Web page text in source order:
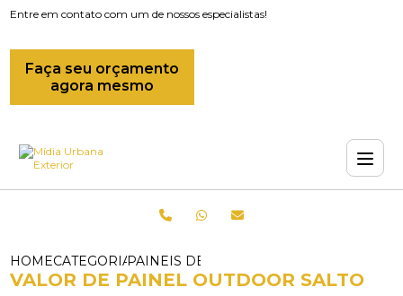
Entre em contato com um de nossos especialistas!
Faça seu orçamento
agora mesmo
HOMECATEGORIASPAINEIS DE LED_PAINEL DE LED
VALOR DE PAINEL OUTDOOR SALTO